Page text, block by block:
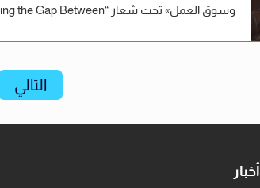
وسوق العمل» تحت شعار “Bridging the Gap Between...
التالي
أخبار